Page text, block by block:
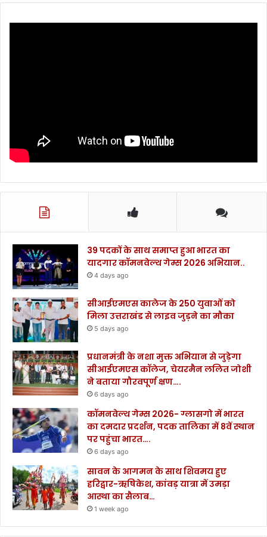
39 पदकों के साथ समाप्त हुआ भारत का
यादगार कॉमनवेल्थ गेम्स 2026 अभियान..
4 days ago
सीआईएमएस कालेज के 250 युवाओं को
मिला उत्तराखंड से लाइव जुड़ने का मौका
5 days ago
प्रधानमंत्री के नशा मुक्त अभियान से जुड़ेगा
सीआईएमएस कॉलेज, चेयरमैन ललित जोशी
ने बताया गौरवपूर्ण क्षण….
6 days ago
कॉमनवेल्थ गेम्स 2026- ग्लासगो में भारत
का दमदार प्रदर्शन, पदक तालिका में 8वें स्थान
पर पहुंचा भारत….
6 days ago
सावन के आगमन के साथ शिवमय हुए
हरिद्वार-ऋषिकेश, कांवड़ यात्रा में उमड़ा
आस्था का सैलाब…
1 week ago